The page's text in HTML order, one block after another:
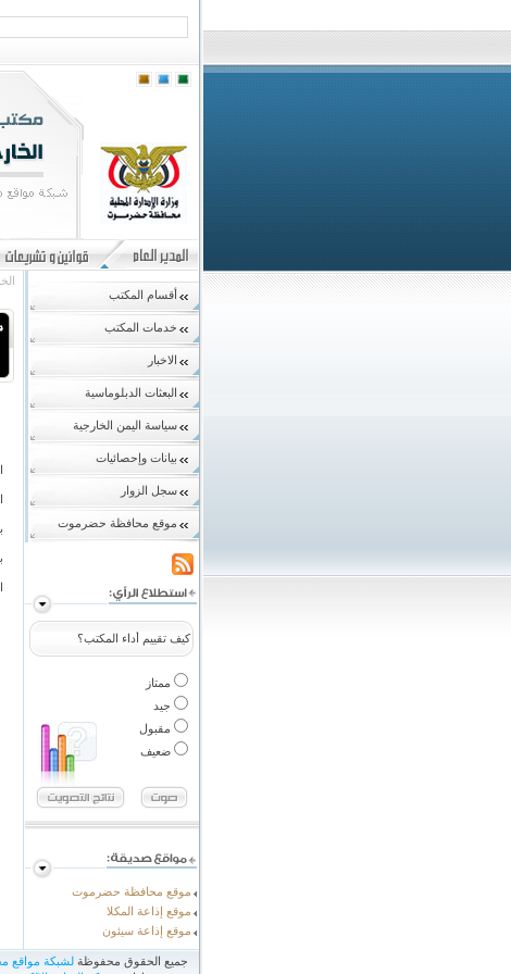
أقسام المكتب
خدمات المكتب
الاخبار
البعثات الدبلوماسية
سياسة اليمن الخارجية
بيانات وإحصائيات
سجل الزوار
موقع محافظة حضرموت
كيف تقييم أداء المكتب؟
ممتاز
جيد
مقبول
ضعيف
موقع محافظة حضرموت
موقع إذاعة المكلا
موقع إذاعة سيئون
جميع الحقوق محفوظة لشبكة مواقع